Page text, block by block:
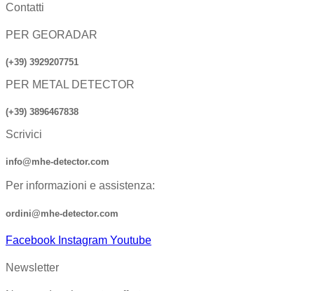
Contatti
PER GEORADAR
(+39) 3929207751
PER METAL DETECTOR
(+39) 3896467838
Scrivici
info@mhe-detector.com
Per informazioni e assistenza:
ordini@mhe-detector.com
Facebook Instagram Youtube
Newsletter